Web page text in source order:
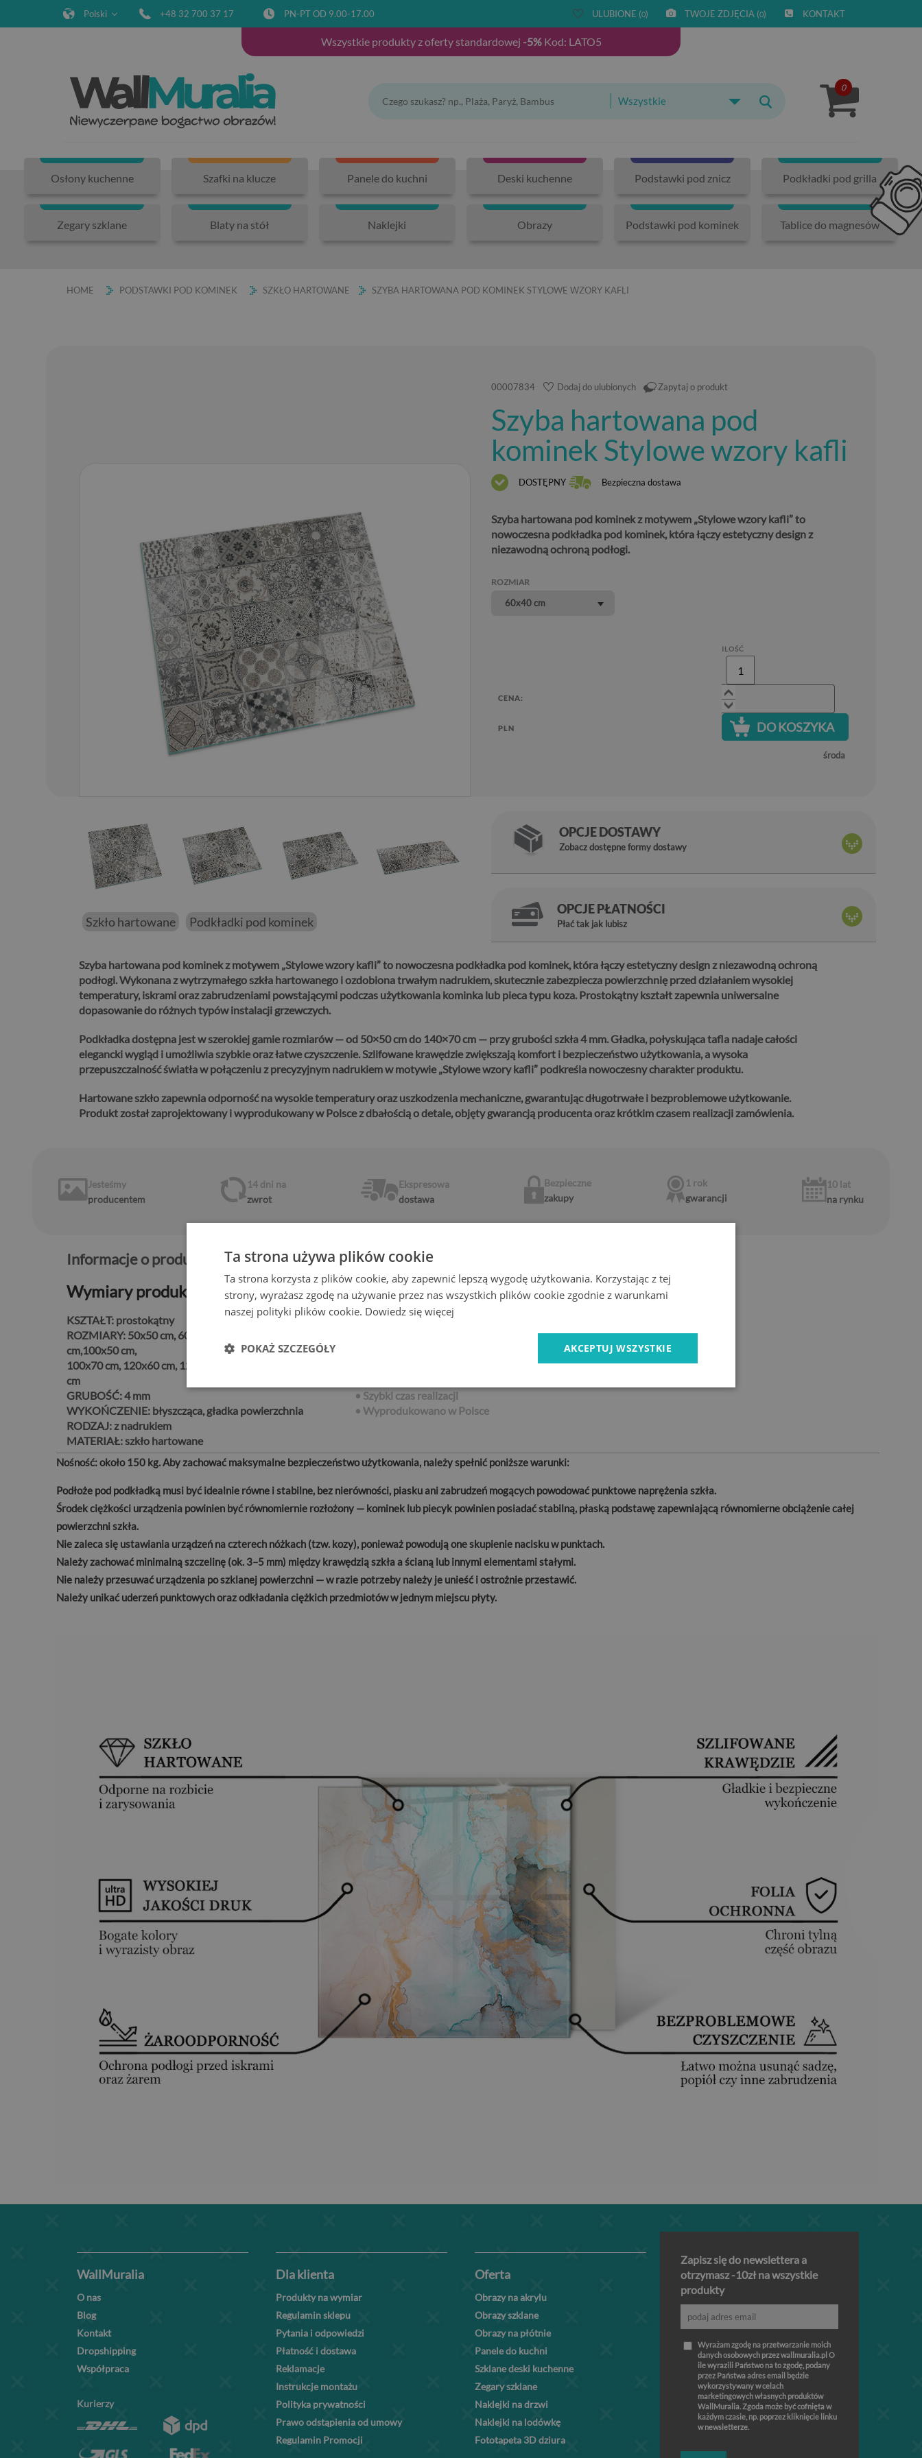
Polski +48 32 700 37 17 PN-PT OD 9.00-17.00 ULUBIONE (0) TWOJE ZDJĘCIA (0) KONTAKT
Wszystkie produkty z oferty standardowej -5%Kod: LATO5
Wszystkie
0
Osłony kuchenne Szafki na klucze Panele do kuchni Deski kuchenne Podstawki pod znicz Podkładki pod grilla
Zegary szklane Blaty na stół Naklejki Obrazy Podstawki pod kominek Tablice do magnesów
HOME PODSTAWKI POD KOMINEK SZKŁO HARTOWANE SZYBA HARTOWANA POD KOMINEK STYLOWE WZORY KAFLI
00007834 Dodaj do ulubionych Zapytaj o produkt
Szyba hartowana pod
kominek Stylowe wzory kafli
DOSTĘPNY Bezpieczna dostawa
Szyba hartowana pod kominek z motywem „Stylowe wzory kafli” to
nowoczesna podkładka pod kominek, która łączy estetyczny design z
niezawodną ochroną podłogi.
ROZMIAR
60x40 cm
CENA:
PLN
ILOŚĆ
DO KOSZYKA
środa
Szkło hartowane Podkładki pod kominek
Szyba hartowana pod kominek z motywem „Stylowe wzory kafli” to nowoczesna podkładka pod kominek, która łączy estetyczny design z niezawodną ochroną
podłogi.Wykonana z wytrzymałego szkła hartowanego i ozdobiona trwałym nadrukiem, skutecznie zabezpiecza powierzchnię przed działaniem wysokiej
temperatury, iskrami oraz zabrudzeniami powstającymi podczas użytkowania kominka lub pieca typu koza. Prostokątny kształt zapewnia uniwersalne
dopasowanie do różnych typów instalacji grzewczych.
Podkładka dostępna jest w szerokiej gamie rozmiarów — od 50×50 cm do 140×70 cm — przy grubości szkła 4 mm. Gładka, połyskująca tafla nadaje całości
elegancki wygląd i umożliwia szybkie oraz łatwe czyszczenie.Szlifowane krawędzie zwiększają komfort i bezpieczeństwo użytkowania, a wysoka
przepuszczalność światła w połączeniu z precyzyjnym nadrukiem w motywie „Stylowe wzory kafli” podkreśla nowoczesny charakter produktu.
Hartowane szkło zapewnia odporność na wysokie temperatury oraz uszkodzenia mechaniczne, gwarantując długotrwałe i bezproblemowe użytkowanie.
Produkt został zaprojektowany i wyprodukowany w Polsce z dbałością o detale, objęty gwarancją producenta oraz krótkim czasem realizacji zamówienia.
OPCJE DOSTAWY
Zobacz dostępne formy dostawy
OPCJE PŁATNOŚCI
Płać tak jak lubisz
Jesteśmy
producentem
14 dni na
zwrot
Ekspresowa
dostawa
Bezpieczne
zakupy
1 rok
gwarancji
10 lat
na rynku
Informacje o produkcie:
Wymiary produktu
KSZTAŁT: prostokątny
ROZMIARY: 50x50 cm, 60x60 cm, 60x40 cm, 80x60
cm,100x50 cm,
100x70 cm, 120x60 cm, 120x80 cm, 125x50 cm, 140x70
cm
GRUBOŚĆ:4 mm
WYKOŃCZENIE: błyszcząca, gładka powierzchnia
RODZAJ: z nadrukiem
MATERIAŁ:szkło hartowane
Cechy produktu
• Szlifowane krawędzie
• Odporna na temperaturę i uszkodzenia
• Szybki czas realizacji
• Wyprodukowano w Polsce
Nośność:około 150 kg. Aby zachować maksymalne bezpieczeństwo użytkowania, należy spełnić poniższe warunki:
Podłoże pod podkładką musi być idealnie równe i stabilne, bez nierówności, piasku ani zabrudzeń mogących powodować punktowe naprężenia szkła.
Środek ciężkości urządzenia powinien być równomiernie rozłożony — kominek lub piecyk powinien posiadać stabilną, płaską podstawę zapewniającą równomierne obciążenie całej
powierzchni szkła.
Nie zaleca się ustawiania urządzeń na czterech nóżkach (tzw. kozy), ponieważ powodują one skupienie nacisku w punktach.
Należy zachować minimalną szczelinę (ok. 3–5 mm) między krawędzią szkła a ścianą lub innymi elementami stałymi.
Nie należy przesuwać urządzenia po szklanej powierzchni — w razie potrzeby należy je unieść i ostrożnie przestawić.
Należy unikać uderzeń punktowych oraz odkładania ciężkich przedmiotów w jednym miejscu płyty.
WallMuralia
O nas
Blog
Kontakt
Dropshipping
Współpraca
Kurierzy
Dla klienta
Produkty na wymiar
Regulamin sklepu
Pytania i odpowiedzi
Płatność i dostawa
Reklamacje
Instrukcje montażu
Polityka prywatności
Prawo odstąpienia od umowy
Regulamin Promocji
Oferta
Obrazy na akrylu
Obrazy szklane
Obrazy na płótnie
Panele do kuchni
Szklane deski kuchenne
Zegary szklane
Naklejki na drzwi
Naklejki na lodówkę
Fototapeta 3D dziura
Zapisz się do newslettera a
otrzymasz -10zł na wszystkie
produkty
Wyrażam zgodę na przetwarzanie moich
danych osobowych przez wallmuralia.pl O
ile wyrazili Państwo na to zgodę, podany
przez Państwa adres email będzie
wykorzystywany w celach
marketingowych własnych produktów
WallMuralia. Zgoda może być cofnięta w
każdym czasie, np. poprzez kliknięcie linku
w newsletterze.
Ta strona używa plików cookie
Ta strona korzysta z plików cookie, aby zapewnić lepszą wygodę użytkowania. Korzystając z tej
strony, wyrażasz zgodę na używanie przez nas wszystkich plików cookie zgodnie z warunkami
naszej polityki plików cookie. Dowiedz się więcej
AKCEPTUJ WSZYSTKIE
POKAŻ SZCZEGÓŁY